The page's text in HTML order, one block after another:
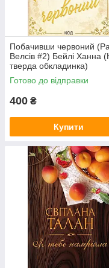
Побачивши червоний
Велсів #2) Бейлі Ханна
тверда обкладинка)
Готово до відправки
400 ₴
Купити